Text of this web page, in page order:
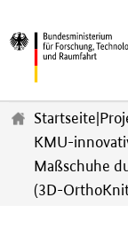
Startseite
KMU-
Maßschuhe
(3D-